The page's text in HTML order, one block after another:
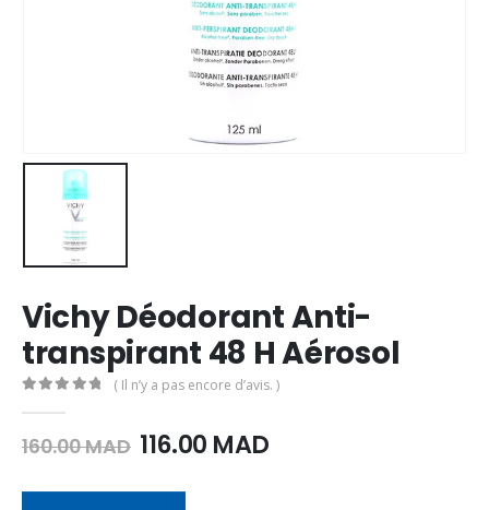
Vichy Déodorant Anti-
transpirant 48 H Aérosol
( Il n’y a pas encore d’avis. )
160.00MAD Le
initial
116.00 MADLe